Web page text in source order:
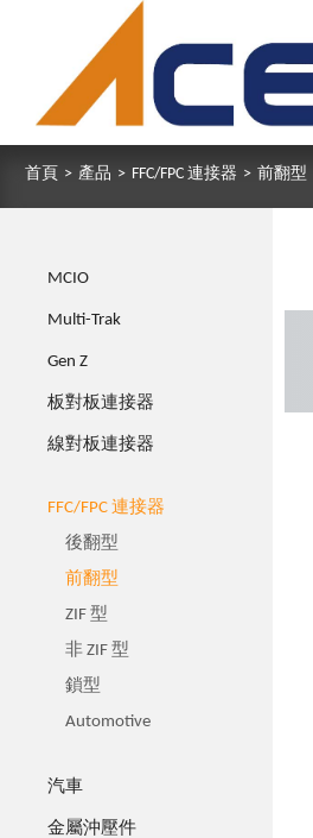
首頁 > 產品 > FFC/FPC 連接器 > 前翻型
MCIO
Multi-Trak
Gen Z
板對板連接器
線對板連接器
FFC/FPC 連接器
後翻型
前翻型
ZIF 型
非 ZIF 型
鎖型
Automotive
汽車
金屬沖壓件